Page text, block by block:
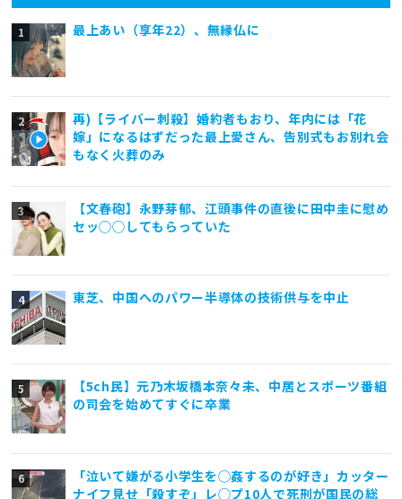
最上あい（享年22）、無縁仏に
再)【ライバー刺殺】婚約者もおり、年内には「花
嫁」になるはずだった最上愛さん、告別式もお別れ会
もなく火葬のみ
【文春砲】永野芽郁、江頭事件の直後に田中圭に慰め
セッ◯◯してもらっていた
東芝、中国へのパワー半導体の技術供与を中止
【5ch民】元乃木坂橋本奈々未、中居とスポーツ番組
の司会を始めてすぐに卒業
「泣いて嫌がる小学生を◯姦するのが好き」カッター
ナイフ見せ「殺すぞ」レ◯プ10人で死刑が国民の総